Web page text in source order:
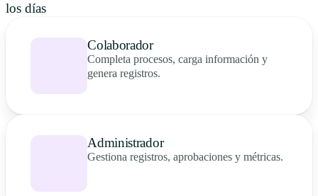
los días
Colaborador
Completa procesos, carga información y
genera registros.
Administrador
Gestiona registros, aprobaciones y métricas.